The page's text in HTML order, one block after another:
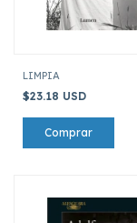
LIMPIA
$23.18 USD